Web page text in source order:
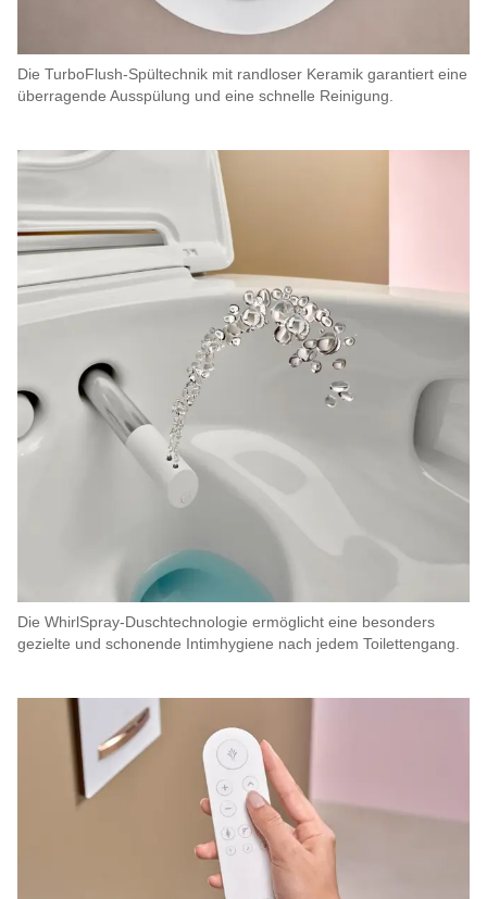
Die TurboFlush-Spültechnik mit randloser Keramik garantiert eine
überragende Ausspülung und eine schnelle Reinigung.
Die WhirlSpray-Duschtechnologie ermöglicht eine besonders
gezielte und schonende Intimhygiene nach jedem Toilettengang.​